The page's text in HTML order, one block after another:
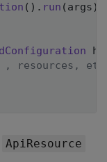
( ) . run ( args )
, resources,
ApiResource